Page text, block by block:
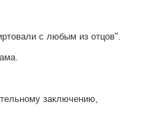
с любым из отцов".
заключению,